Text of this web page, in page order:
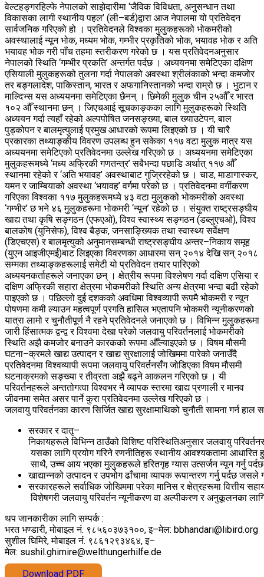
वेल्टहङ्गरहिल्फे नेपालको साझेदारीमा ‘जैविक विविधता, अनुुसन्धान तथा
विकासका लागी स्थानीय पहल’ (ली–बर्ड)द्वारा आज नेपालमा यो प्रतिवेदन
सार्वजनिक गरिएको हो । प्रतिवेदनले विश्वका मुलुकहरूको भोकमरीको
अवस्थालाई न्यून भोक, मध्यम भोक, गम्भीर प्रकृतिको भोक, भयावह भोक र अति
भयावह भोक गरी पाँच तहमा स्तरीकरण गरेको छ । यस प्रतिवेदनअनुसार
नेपालको स्थिति ‘गम्भीर प्रकति’ अन्तर्गत पर्दछ । अध्ययनमा समेटिएका दक्षिण
एसियाली मुलुकहरूको तुलना गर्दा नेपालको अवस्था श्रीलंकाको भन्दा कमजोर
तर बङ्गलादेश, पाकिस्तान, भारत र अफगानिस्तानको भन्दा राम्रो छ । भुटान र
माल्दिभ्स यस अध्ययनमा समेटिएका छैनन् । छिमेकी मुलुक चीन २५औँ र भारत
१०२ औँ स्थानमा छन् । जिएचआई सूचकाङ्कका लागि मुलुकहरूको स्थिति
अध्ययन गर्दा त्यहाँ रहेको अल्पपोषित जनसङ्ख्या, बाल ख्याउटेपन, बाल
पुड्कोपन र बालमृत्युलाई प्रमुख आधारको रूपमा लिइएको छ । यी चारै
प्रकारका तथ्याङ्कीय विवरण उपलब्ध हुन सकेका ११७ वटा मुलुक मात्र यस
अध्ययनमा समेटिएको प्रतिवेदनमा उल्लेख गरिएको छ । अध्ययनमा समेटिएका
मुलुकहरूमध्ये ‘मध्य अफ्रिकी गणतन्त्र’ सबैभन्दा पछाडि अर्थात् ११७ औँ
स्थानमा रहेको र ‘अति भयावह’ अवस्थाबाट गुज्रिरहेको छ । चाड, माडागास्कर,
यमन र जाम्बियाको अवस्था ‘भयावह’ वर्गमा परेको छ । प्रतिवेदनमा वर्गीकरण
गरिएका विश्वका ११७ मुलुकहरूमध्ये ४३ वटा मुलुकको भोकमरीको अवस्था
‘गम्भीर’ छ भने ४६ मुलुकहरूमा भोकमरी ‘न्यून’ रहेको छ । संयुक्त राष्ट्रसङ्घीय
खाद्य तथा कृषि सङ्गठन (एफएओ), विश्व स्वास्थ्य सङ्गठन (डब्लुएचओ), विश्व
बालकोष (युनिसेफ), विश्व बैङ्क, जनसाङ्ख्यिक तथा स्वास्थ्य सर्वेक्षण
(डिएचएस) र बालमृत्युको अनुमानसम्बन्धी राष्ट्रसङ्घीय अन्तर–निकाय समूह
(युएन आइजीएमई)बाट लिइएका विवरणका आधारमा सन् २०१४ देखि सन् २०१८
सम्मका तथ्याङ्कहरूलाई समेटी यो प्रतिवेदन तयार पारिएको
अध्ययनकर्ताहरूले जनाएका छन् । क्षेत्रीय रूपमा विश्लेषण गर्दा दक्षिण एसिया र
दक्षिण अफ्रिकी सहारा क्षेत्रमा भोकमरीको स्थिति अन्य क्षेत्रमा भन्दा बढी रहेको
पाइएको छ । पछिल्लो दुई दशकको अवधिमा विश्वव्यापी रूपमै भोकमरी र न्यून
पोषणमा कमी ल्याउन महत्वपूर्ण प्रगति हासिल भएतापनि भोकमरी न्यूनीकरणको
यात्रा लामो र चुनौतीपूर्ण नै रहने प्रतिवेदनले जनाएको छ । विभिन्न मुलुकहरूमा
जारी हिंसात्मक द्वन्द्व र विश्वमा देखा परेको जलवायु परिवर्तनलाई भोकमरीको
स्थिति अझै कमजोर बनाउने कारकको रूपमा औँल्याइएको छ । विषम मौसमी
घटना–क्रमले खाद्य उत्पादन र खाद्य सुरक्षालाई जोखिममा पारेको जनाउँदै
प्रतिवेदनमा विश्वव्यापी रूपमा जलवायु परिवर्तनसँग जोडिएका विषम मौसमी
घटनाक्रमको सङ्ख्या र तीव्रता अझै बढ्ने आकलन गरिएको छ । यी
परिवर्तनहरूले अन्ततोगत्वा विश्वभर नै व्यापक स्तरमा खाद्य प्रणाली र मानव
जीवनमा समेत असर पार्ने कुरा प्रतिवेदनमा उल्लेख गरिएको छ ।
जलवायु परिवर्तनका कारण सिर्जित खाद्य सुरक्षामाथिको चुनौती सामना गर्न
सरकार र दातृ–
निकायहरूले विभिन्न ठाउँको विशिष्ट परिस्थितिअनुसार जलवायु
यसका लागि प्रयोग गरिने रणनीतिहरू स्थानीय आवश्यकतामा आधारित
साथै, उच्च आय भएका मुलुकहरूले हरितगृह ग्यास उत्सर्जन न्यून गर्नु
खाद्यान्नको उत्पादन र उपभोग ढाँचामा व्यापक रूपान्तरण गर्नु पर्दछ
सरकारहरूले सर्वाधिक जोखिममा परेका मानिस र क्षेत्रहरूमा वित्तीय
विशेषगरी जलवायु परिवर्तन न्यूनीकरण वा अल्पीकरण र अनुकूलनका
थप जानकारीका लागि सम्पर्क :
भरत भण्डारी, मोबाइल नं. ९८५६०३७३१००, इ–मेल: bbhandari@libird.org
सुशील घिमिरे, मोबाइल नंं. ९८६१२९३४६४, इ–
मेल: sushil.ghimire@welthungerhilfe.de
Download PDF